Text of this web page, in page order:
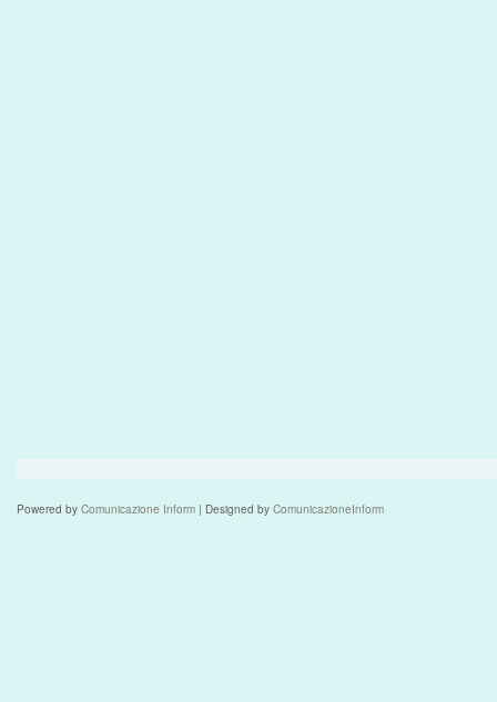
Powered by Comunicazione Inform | Designed by ComunicazioneInform